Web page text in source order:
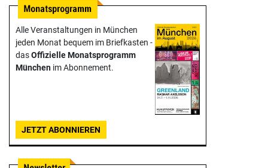
Alle Veranstaltungen in München
jeden Monat bequem im Briefkasten -
dasOffizielle Monats­programm
München im Abonnement.
JETZT ABONNIEREN